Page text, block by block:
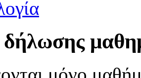
δήλωσης